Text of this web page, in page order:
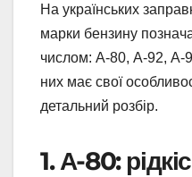
На українських
марки бензину
числом: А-80, А-92, А-
них має свої
детальний розбір.
1. А-80: